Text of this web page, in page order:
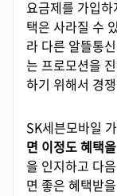
요금제를 가입
택은 사라질 수
라 다른 알뜰통
는 프로모션을
하기 위해서 경
SK세븐모바일
면 이정도 혜택
을 인지하고 다
면 좋은 혜택받